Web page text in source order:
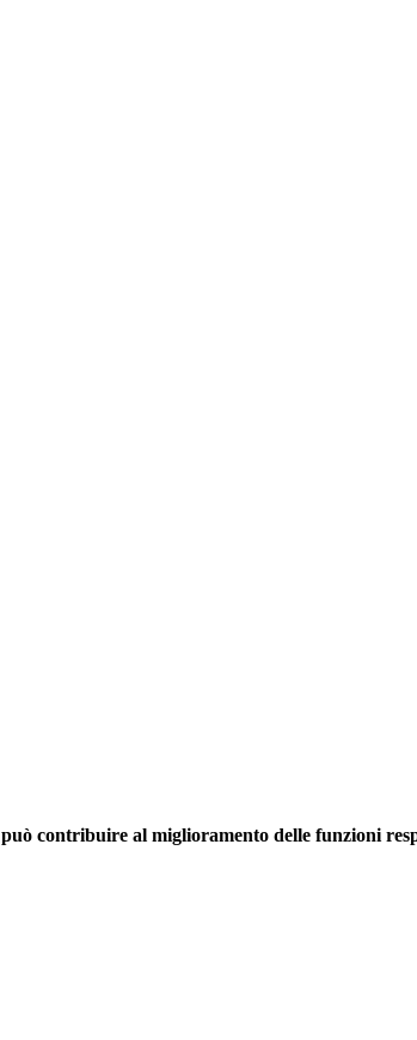
può contribuire al miglioramento delle funzioni